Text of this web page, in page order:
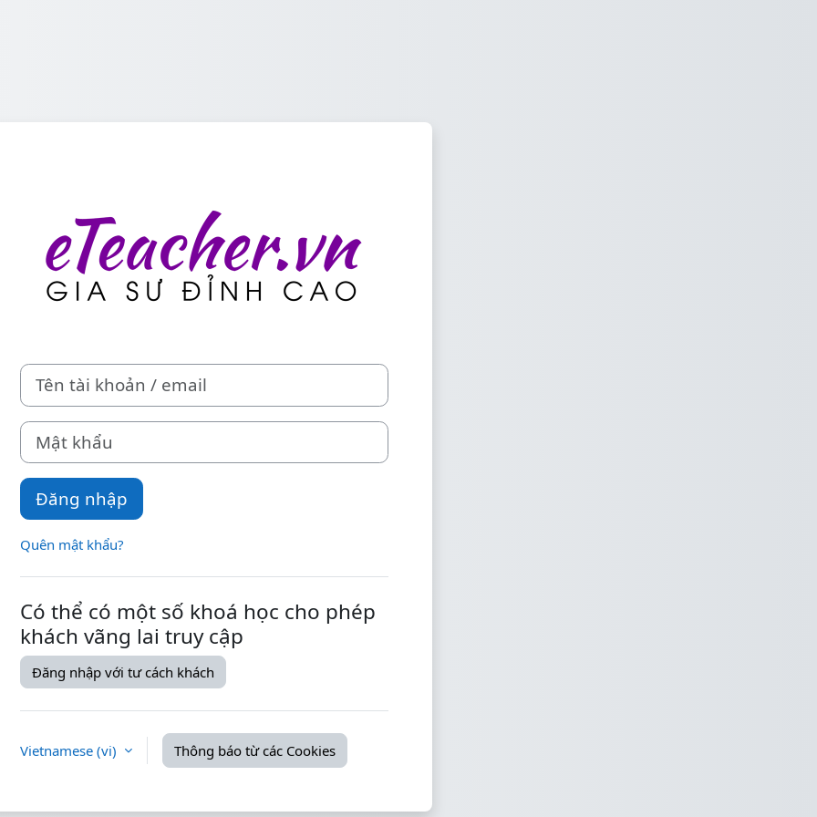
Tên tài khoản / email
Mật khẩu
Đăng nhập
Quên mật khẩu?
Có thể có một số khoá học cho phép
khách vãng lai truy cập
Đăng nhập với tư cách khách
Vietnamese ‎(vi)‎ Thông báo từ các Cookies